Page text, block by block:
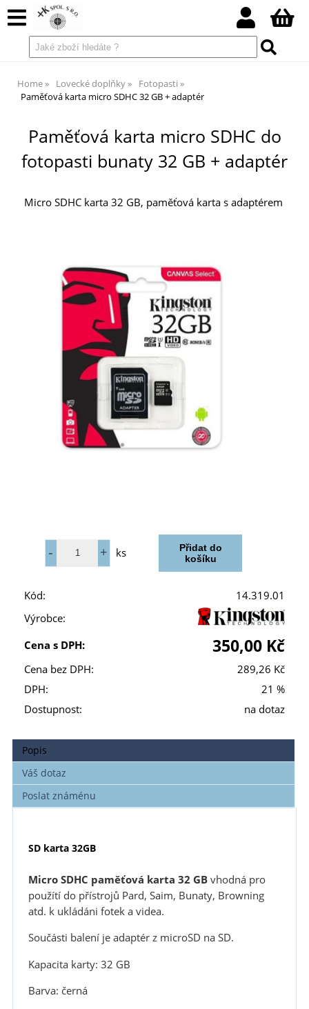
Home Lovecké doplňky
Fotopasti
Paměťová karta micro SDHC 32 GB + adaptér
Paměťová karta micro SDHC do
fotopasti bunaty 32 GB + adaptér
Micro SDHC karta 32 GB, paměťová karta s adaptérem
ks
Kód:
14.319.01
Výrobce:
Cena s DPH:
350,00 Kč
Cena bez DPH:
289,26 Kč
DPH:
21 %
Dostupnost:
na dotaz
Popis
Váš dotaz
Poslat známénu
SD karta 32GB
Micro SDHC paměťová karta 32 GBvhodná pro
použítí do přístrojů Pard, Saim, Bunaty, Browning
atd. k ukládáni fotek a videa.
Součásti balení je adaptér z microSD na SD.
Kapacita karty: 32 GB
Barva: černá